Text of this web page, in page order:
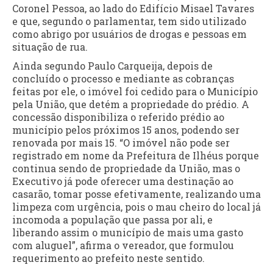
Coronel Pessoa, ao lado do Edifício Misael Tavares
e que, segundo o parlamentar, tem sido utilizado
como abrigo por usuários de drogas e pessoas em
situação de rua.
Ainda segundo Paulo Carqueija, depois de
concluído o processo e mediante as cobranças
feitas por ele, o imóvel foi cedido para o Município
pela União, que detém a propriedade do prédio. A
concessão disponibiliza o referido prédio ao
município pelos próximos 15 anos, podendo ser
renovada por mais 15. “O imóvel não pode ser
registrado em nome da Prefeitura de Ilhéus porque
continua sendo de propriedade da União, mas o
Executivo já pode oferecer uma destinação ao
casarão, tomar posse efetivamente, realizando uma
limpeza com urgência, pois o mau cheiro do local já
incomoda a população que passa por ali, e
liberando assim o município de mais uma gasto
com aluguel”, afirma o vereador, que formulou
requerimento ao prefeito neste sentido.